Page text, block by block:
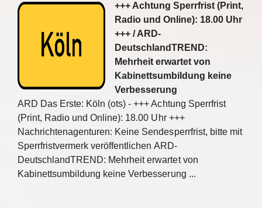
+++ Achtung Sperrfrist (Print,
Radio und Online): 18.00 Uhr
+++ / ARD-
DeutschlandTREND:
Mehrheit erwartet von
Kabinettsumbildung keine
Verbesserung
ARD Das Erste: Köln (ots) - +++ Achtung Sperrfrist
(Print, Radio und Online): 18.00 Uhr +++
Nachrichtenagenturen: Keine Sendesperrfrist, bitte mit
Sperrfristvermerk veröffentlichen ARD-
DeutschlandTREND: Mehrheit erwartet von
Kabinettsumbildung keine Verbesserung ...